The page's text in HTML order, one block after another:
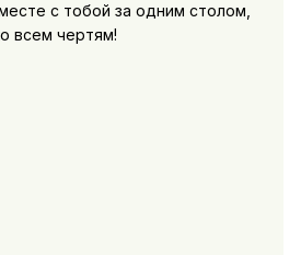
с тобой за одним столом,
всем чертям!